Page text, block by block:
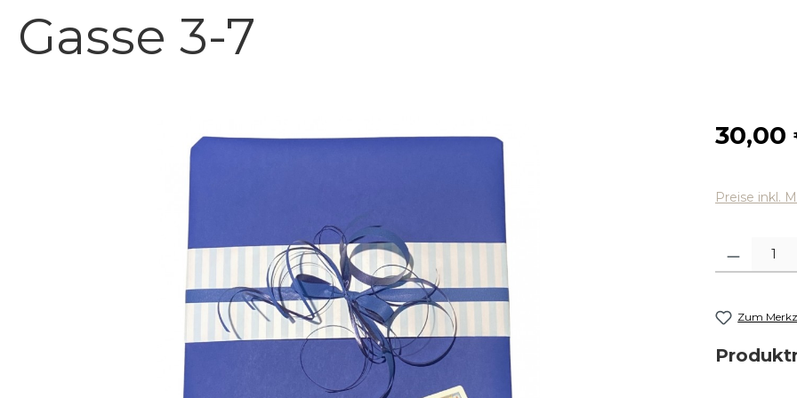
Gasse 3-7
30,00
Preise inkl.
Produkt
Zum